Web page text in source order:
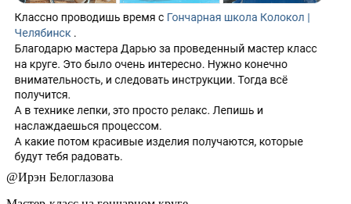
@Ирэн Белоглазова